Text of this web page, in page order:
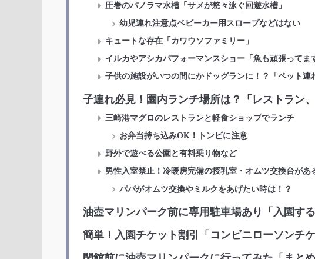
圧巻のパノラマ水槽「サメが悠々泳ぐ回遊水槽」
幼児連れ注意点ベビーカー用スロープなどはない
キュートな存在「カワウソファミリー」
イルカやアシカパフォーマンスショー「魚も頑張ってま
子供の施設がいつの間にかドッグランに！？「ペット連
子連れ必見！園内ランチ場所は？「レストラン
三崎港マグロのレストランと軽食ショップでランチ
お弁当持ち込みOK！トンビに注意
野外で遊べる公園と有料乗り物など
男性入室禁止！冷暖房完備の授乳室・オムツ交換台があ
パパがオムツ交換やミルクをあげたい時は！？
油壺マリンパーク前に専用駐車場あり「入園する
簡単！入園チケット割引「コンビニローソンチケ